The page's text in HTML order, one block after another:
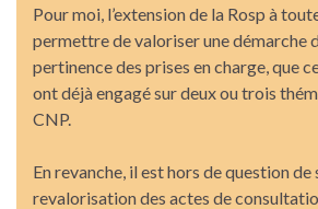
Pour moi, l’extension de la Rosp à
permettre de valoriser une démarche
pertinence des prises en charge, que
ont déjà engagé sur deux ou trois
CNP.
En revanche, il est hors de question de
revalorisation des actes de